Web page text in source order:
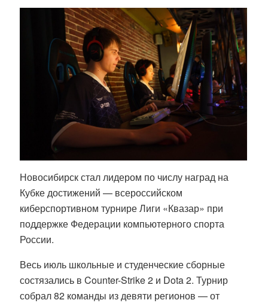
Новосибирск стал лидером по числу наград на
Кубке достижений — всероссийском
киберспортивном турнире Лиги «Квазар» при
поддержке Федерации компьютерного спорта
России.
Весь июль школьные и студенческие сборные
состязались в Counter-Strike 2 и Dota 2. Турнир
собрал 82 команды из девяти регионов — от